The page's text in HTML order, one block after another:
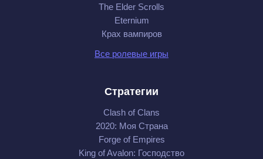
The Elder Scrolls
Eternium
Крах вампиров
Все ролевые игры
Стратегии
Clash of Clans
2020: Моя Cтрана
Forge of Empires
King of Avalon: Господство